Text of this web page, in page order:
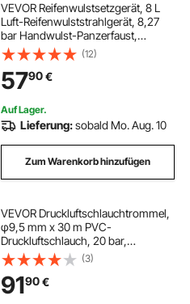
VEVOR Reifenwulstsetzgerät, 8 L
Luft-Reifenwulststrahlgerät, 8,27
bar Handwulst-Panzerfaust,
Verbessertes Tragbares
Reifenfüllgerät, 5,86-8 psi
Betriebsdruck für Traktor-Lkw-ATV-
Autos
(12)
5790€
Auf Lager.
Lieferung:sobald Mo. Aug. 10
Zum Warenkorb hinzufügen
VEVOR Druckluftschlauchtrommel,
φ9,5 mm x 30 m PVC-
Druckluftschlauch, 20 bar,
Geschlossener Schlauchaufroller
mit Automatischer Aufwicklung & 2
m Zuleitung, 180° Schwenkbare
Decken-/Wandhalterung
(3)
9190€